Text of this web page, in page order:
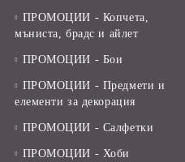
ПРОМОЦИИ - Копчета,
мъниста, брадс и айлет
ПРОМОЦИИ - Бои
ПРОМОЦИИ - Предмети и
елементи за декорация
ПРОМОЦИИ - Салфетки
ПРОМОЦИИ - Хоби